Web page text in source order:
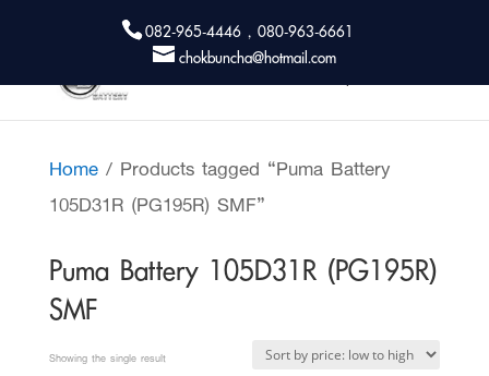
082-965-4446 , 080-963-6661
chokbuncha@hotmail.com
Home/ Products tagged “Puma Battery
105D31R (PG195R) SMF”
Puma Battery 105D31R (PG195R)
SMF
Showing the single result